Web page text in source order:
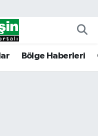
Bölge Haberleri